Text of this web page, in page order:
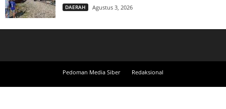
DAERAH Agustus 3, 2026
Pedoman Media Siber Redaksional